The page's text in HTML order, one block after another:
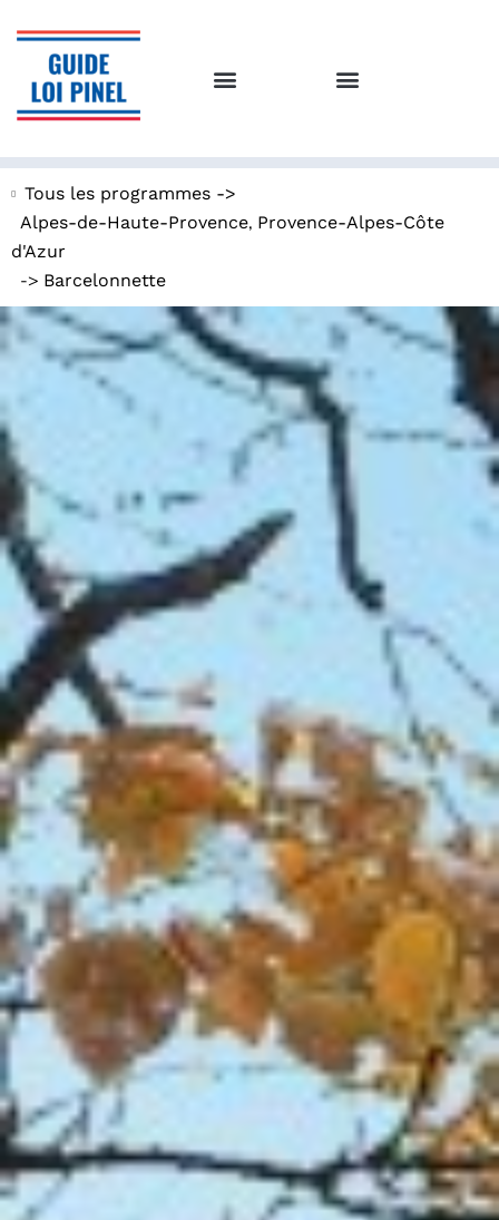
Tous les programmes ->
Alpes-de-Haute-Provence, Provence-Alpes-Côte
d'Azur
-> Barcelonnette